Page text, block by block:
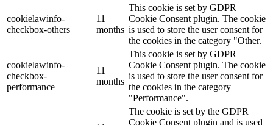
cookielawinfo-
checkbox-others
11
months
This cookie is set by GDPR
Cookie Consent plugin. The cookie
is used to store the user consent for
the cookies in the category "Other.
cookielawinfo-
checkbox-
performance
11
months
This cookie is set by GDPR
Cookie Consent plugin. The cookie
is used to store the user consent for
the cookies in the category
"Performance".
The cookie is set by the GDPR
Cookie Consent plugin and is used